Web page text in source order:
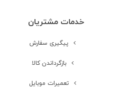
خدمات مشتریان
پیگیری سفارش
بازگرداندن کالا
تعمیرات موبایل